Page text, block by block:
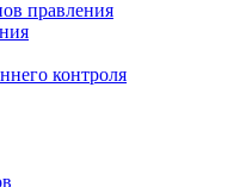
правления
контроля